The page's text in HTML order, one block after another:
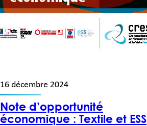
16 décembre 2024
Note d’opportunité
économique : Textile et ESS